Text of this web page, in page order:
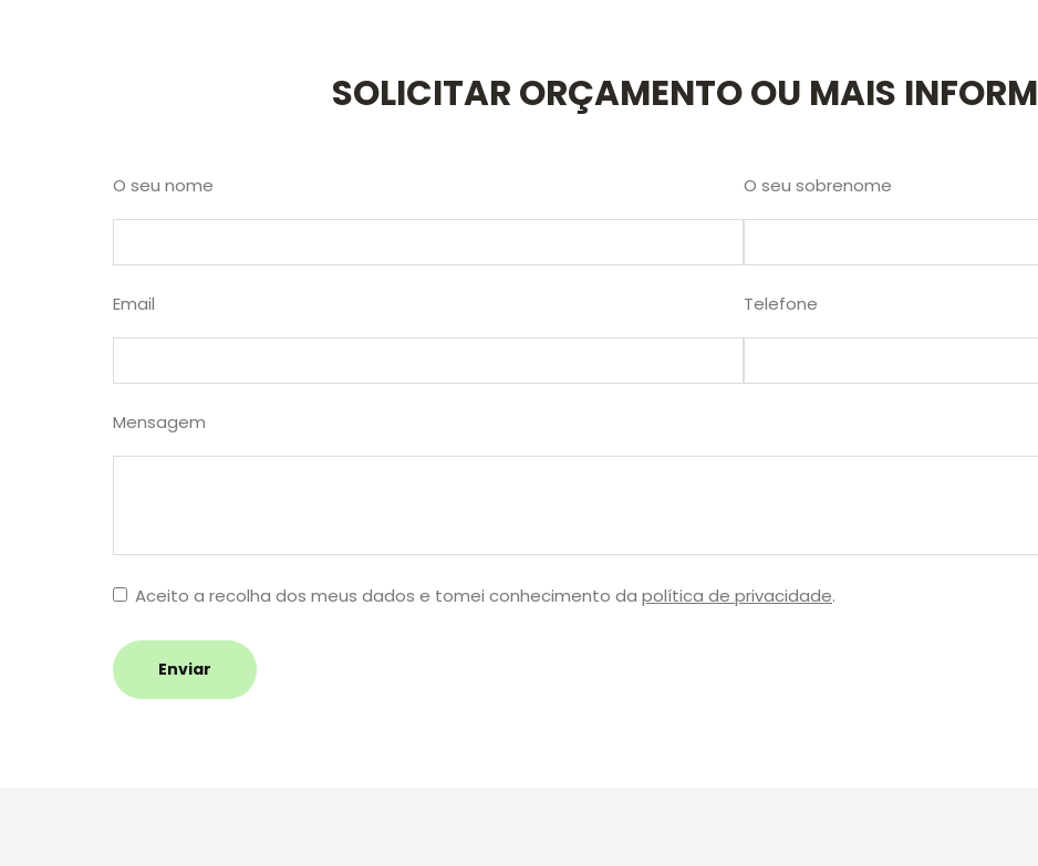
SOLICITAR ORÇAMENTO OU MAIS
O seu nome O seu sobrenome
Email Telefone
Mensagem
Aceito a recolha dos meus dados e tomei conhecimento da política de privacidade.
Enviar